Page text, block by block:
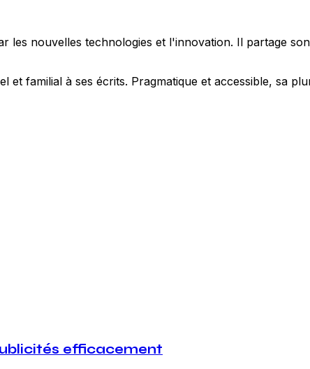
les nouvelles technologies et l'innovation. Il partage
familial à ses écrits. Pragmatique et accessible, sa
efficacement